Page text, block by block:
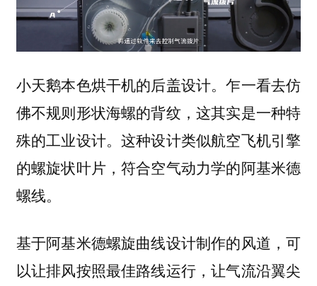
小天鹅本色烘干机的后盖设计。乍一看去仿
佛不规则形状海螺的背纹，这其实是一种特
殊的工业设计。这种设计类似航空飞机引擎
的螺旋状叶片，符合空气动力学的阿基米德
螺线。
基于阿基米德螺旋曲线设计制作的风道，可
以让排风按照最佳路线运行，让气流沿翼尖